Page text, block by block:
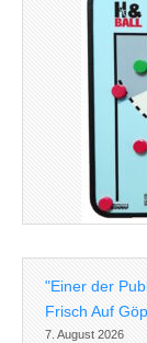
"Einer der
Frisch Auf
7. August 2026